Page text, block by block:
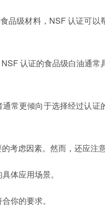
品级材料， NSF认证可以
NSF认证的食品级白油通常
常更倾向于选择经过认证
考虑因素。然而，还应注
体应用场景。
你的要求。